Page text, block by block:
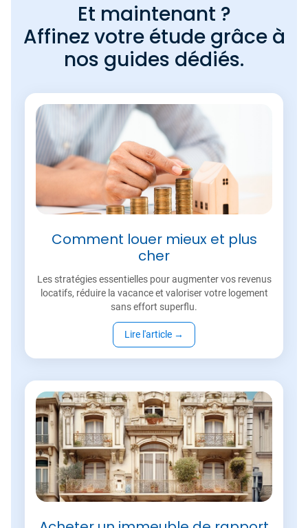
Et maintenant ?
Affinez votre étude grâce à
nos guides dédiés.
Comment louer mieux et plus
cher
Les stratégies essentielles pour augmenter vos revenus
locatifs, réduire la vacance et valoriser votre logement
sans effort superflu.
Lire l'article →